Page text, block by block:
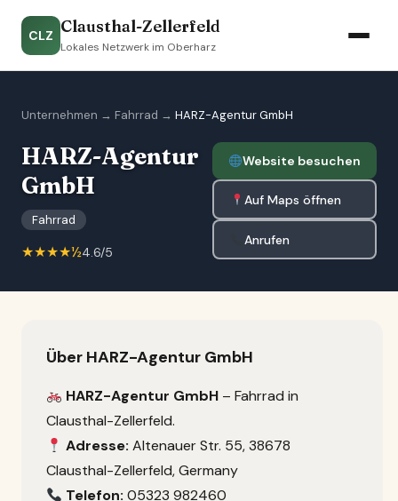
CLZ Clausthal-Zellerfeld
Lokales Netzwerk im Oberharz
Unternehmen → Fahrrad → HARZ-Agentur GmbH
HARZ-Agentur
GmbH
Fahrrad
★★★★½4.6/5
Website besuchen
Auf Maps öffnen
Anrufen
Über HARZ-Agentur GmbH
HARZ-Agentur GmbH – Fahrrad in
Clausthal-Zellerfeld.
Adresse: Altenauer Str. 55, 38678
Clausthal-Zellerfeld, Germany
Telefon: 05323 982460